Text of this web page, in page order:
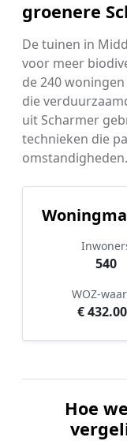
groenere
De tuinen in
voor meer
de 240
die
uit Scharmer
technieken die
omstandigheden.
540
WOZ-
€
Hoe